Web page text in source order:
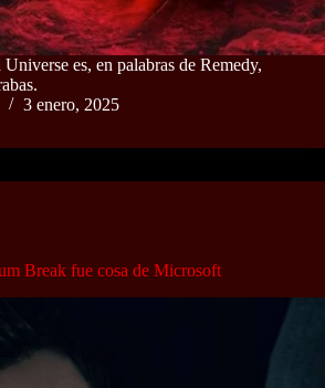
es, en palabras de Remedy,
3 enero, 2025
Break fue cosa de Microsoft